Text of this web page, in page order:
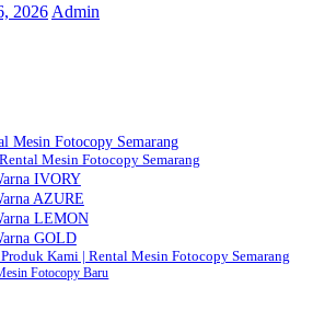
2026 Admin
Mesin Fotocopy Semarang
Mesin Fotocopy Semarang
IVORY
AZURE
LEMON
GOLD
Kami | Rental Mesin Fotocopy Semarang
Fotocopy Baru